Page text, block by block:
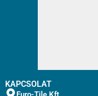
KAPCSOLAT